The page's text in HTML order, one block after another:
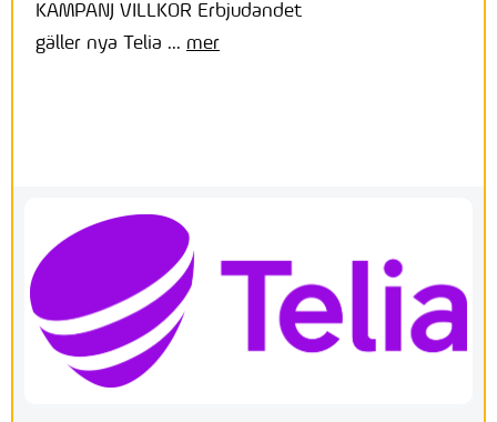
KAMPANJ VILLKOR Erbjudandet
gäller nya Telia ... mer